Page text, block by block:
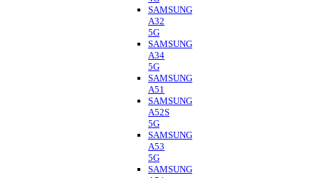
SAMSUNG
A32
5G
SAMSUNG
A34
5G
SAMSUNG
A51
SAMSUNG
A52S
5G
SAMSUNG
A53
5G
SAMSUNG